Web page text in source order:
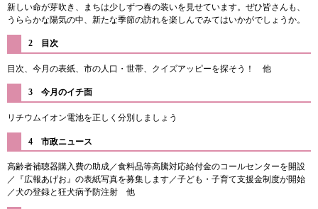
新しい命が芽吹き、まちは少しずつ春の装いを見せています。ぜひ皆さんも、
うららかな陽気の中、新たな季節の訪れを楽しんでみてはいかがでしょうか。
2 目次
目次、今月の表紙、市の人口・世帯、クイズアッピーを探そう！ 他
3 今月のイチ面
リチウムイオン電池を正しく分別しましょう
4 市政ニュース
高齢者補聴器購入費の助成／食料品等高騰対応給付金のコールセンターを開設
／『広報あげお』の表紙写真を募集します／子ども・子育て支援金制度が開始
／犬の登録と狂犬病予防注射 他​